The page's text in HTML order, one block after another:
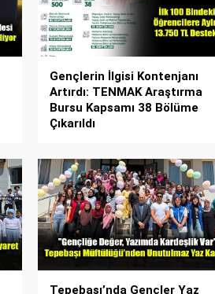
Gençlerin İlgisi Kontenjanı
Artırdı: TENMAK Araştırma
Bursu Kapsamı 38 Bölüme
Çıkarıldı
Tepebaşı’nda Gençler Yaz